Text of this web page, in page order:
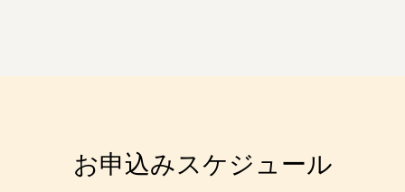
お申込みスケジュール